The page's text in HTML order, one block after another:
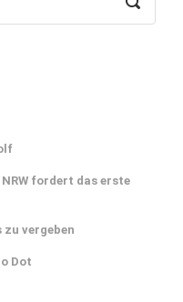
fordert das erste
zu vergeben
Dot